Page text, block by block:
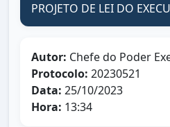
PROJETO DE LEI DO
Autor: Chefe do Poder
Protocolo: 20230521
Data: 25/10/2023
Hora: 13:34